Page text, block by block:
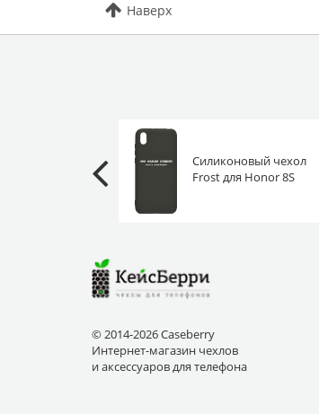
Наверх
Силиконовый чехол
Frost для Honor 8S
© 2014-2026 Caseberry
Интернет-магазин чехлов
и аксессуаров для телефона